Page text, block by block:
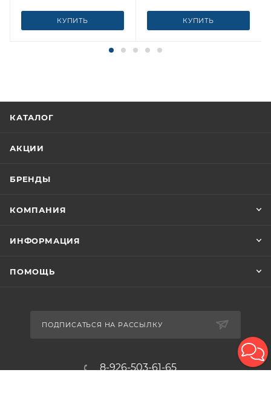
КУПИТЬ КУПИТЬ
КАТАЛОГ
АКЦИИ
БРЕНДЫ
КОМПАНИЯ
ИНФОРМАЦИЯ
ПОМОЩЬ
ПОДПИСАТЬСЯ НА РАССЫЛКУ
8-926-503-61-65